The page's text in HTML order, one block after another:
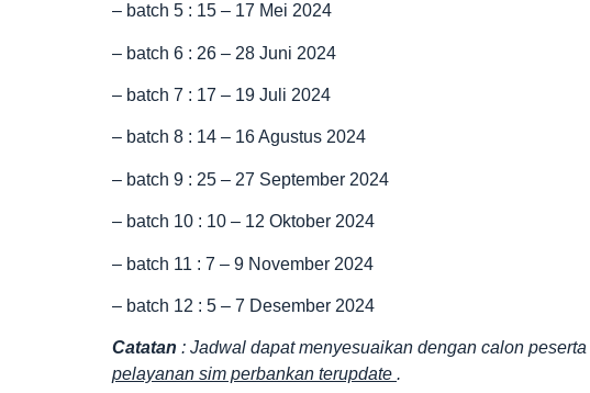
– batch 5 : 15 – 17 Mei 2024
– batch 6 : 26 – 28 Juni 2024
– batch 7 : 17 – 19 Juli 2024
– batch 8 : 14 – 16 Agustus 2024
– batch 9 : 25 – 27 September 2024
– batch 10 : 10 – 12 Oktober 2024
– batch 11 : 7 – 9 November 2024
– batch 12 : 5 – 7 Desember 2024
Catatan : Jadwal dapat menyesuaikan dengan calon peserta
pelayanan sim perbankan terupdate .